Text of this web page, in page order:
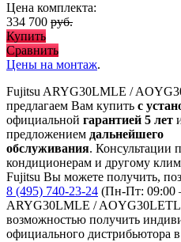
Цена комплекта:
334 700 руб.
Купить
Сравнить
Цены на монтаж.
Fujitsu ARYG30LMLE /
предлагаем Вам купить с
официальной гарантией 5 лет
предложением дальнейшего
обслуживания. Консультации
кондиционерам и другому
Fujitsu Вы можете получить,
8 (495) 740-23-24 (Пн-Пт: 09:00
ARYG30LMLE / AOYG30LETL
возможностью получить
официального дистрибьютора